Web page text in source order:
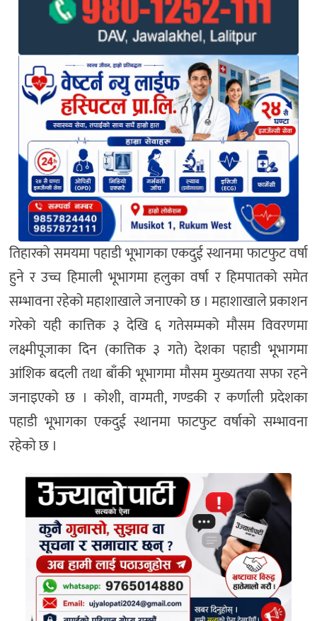
तिहारको समयमा पहाडी भूभागका एकदुई स्थानमा फाटफुट वर्षा
हुने र उच्च हिमाली भूभागमा हलुका वर्षा र हिमपातको समेत
सम्भावना रहेको महाशाखाले जनाएको छ । महाशाखाले प्रकाशन
गरेको यही कात्तिक ३ देखि ६ गतेसम्मको मौसम विवरणमा
लक्ष्मीपूजाका दिन (कात्तिक ३ गते) देशका पहाडी भूभागमा
आंशिक बदली तथा बाँकी भूभागमा मौसम मुख्यतया सफा रहने
जनाइएको छ । कोशी, वाग्मती, गण्डकी र कर्णाली प्रदेशका
पहाडी भूभागका एकदुई स्थानमा फाटफुट वर्षाको सम्भावना
रहेको छ ।